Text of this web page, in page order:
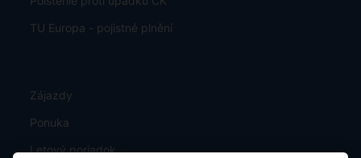
TU Europa - pojistné plnění
Zájazdy
Ponuka
Letový poriadok